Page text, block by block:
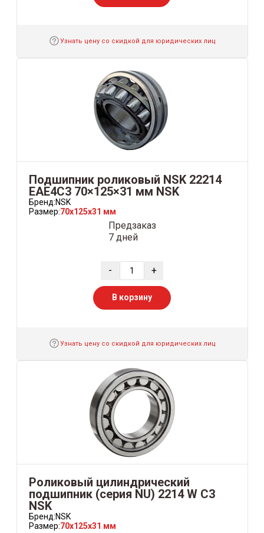
Узнать цену со скидкой для юридических лиц
Подшипник роликовый NSK 22214
ЕAE4С3 70×125×31 мм NSK
Бренд:NSK
Размер:70x125x31 мм
Предзаказ
7 дней
- +
В корзину
Узнать цену со скидкой для юридических лиц
Роликовый цилиндрический
подшипник (серия NU) 2214 W C3
NSK
Бренд:NSK
Размер:70x125x31 мм